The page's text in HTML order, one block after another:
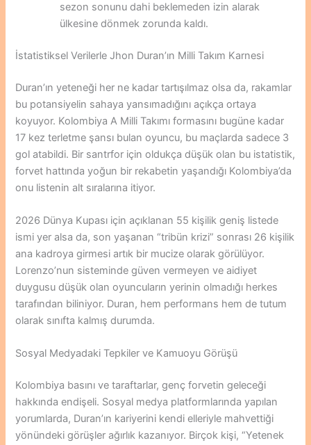
sezon sonunu dahi beklemeden izin alarak
ülkesine dönmek zorunda kaldı.
İstatistiksel Verilerle Jhon Duran’ın Milli Takım Karnesi
Duran’ın yeteneği her ne kadar tartışılmaz olsa da, rakamlar
bu potansiyelin sahaya yansımadığını açıkça ortaya
koyuyor. Kolombiya A Milli Takımı formasını bugüne kadar
17 kez terletme şansı bulan oyuncu, bu maçlarda sadece 3
gol atabildi. Bir santrfor için oldukça düşük olan bu istatistik,
forvet hattında yoğun bir rekabetin yaşandığı Kolombiya’da
onu listenin alt sıralarına itiyor.
2026 Dünya Kupası için açıklanan 55 kişilik geniş listede
ismi yer alsa da, son yaşanan “tribün krizi” sonrası 26 kişilik
ana kadroya girmesi artık bir mucize olarak görülüyor.
Lorenzo’nun sisteminde güven vermeyen ve aidiyet
duygusu düşük olan oyuncuların yerinin olmadığı herkes
tarafından biliniyor. Duran, hem performans hem de tutum
olarak sınıfta kalmış durumda.
Sosyal Medyadaki Tepkiler ve Kamuoyu Görüşü
Kolombiya basını ve taraftarlar, genç forvetin geleceği
hakkında endişeli. Sosyal medya platformlarında yapılan
yorumlarda, Duran’ın kariyerini kendi elleriyle mahvettiği
yönündeki görüşler ağırlık kazanıyor. Birçok kişi, “Yetenek